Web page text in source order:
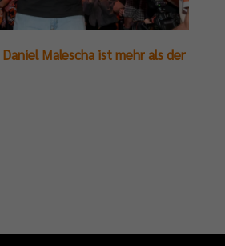
Malescha ist mehr als der